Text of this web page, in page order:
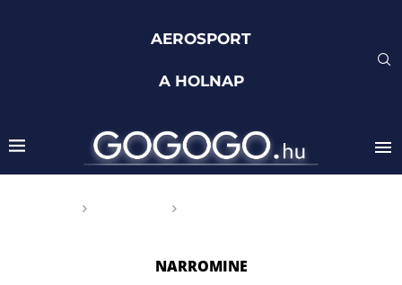
AEROSPORT
A HOLNAP
NARROMINE